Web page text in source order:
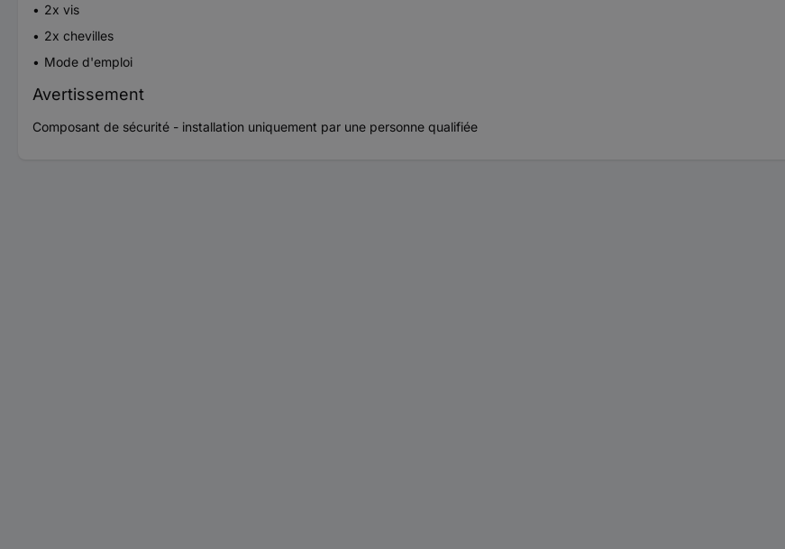
2x vis
2x chevilles
Mode d'emploi
Avertissement
Composant de sécurité - installation uniquement par une personne qualifiée